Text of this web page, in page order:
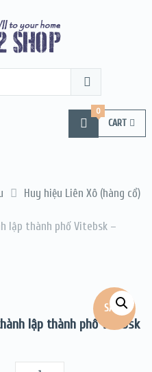
CART
0
Huy hiệu Liên Xô (hàng cổ)
lập thành phố Vitebsk –
SALE!
lập thành phố Vitebsk